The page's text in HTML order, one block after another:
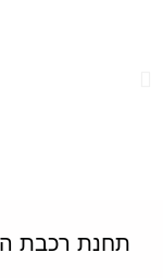
תחנת רכבת